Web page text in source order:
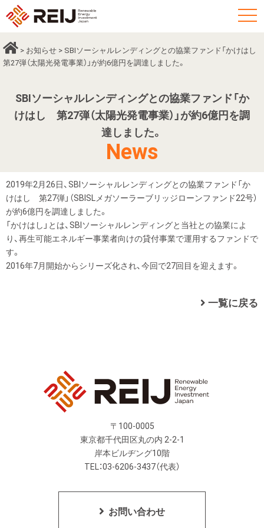
t
g
n
a
a
t
> お知らせ > SBIソーシャルレンディングとの協業ファンド「かけはし
第27弾（太陽光発電事業）」が約6億円を調達しました。
SBIソーシャルレンディングとの協業ファンド「か
けはし 第27弾（太陽光発電事業）」が約6億円を調
達しました。
News
2019年2月26日、SBIソーシャルレンディングとの協業ファンド「か
けはし 第27弾」（SBISLメガソーラーブリッジローンファンド22号）
が約6億円を調達しました。
「かけはし」とは、SBIソーシャルレンディングと当社との協業によ
り、再生可能エネルギー事業者向けの貸付事業で運用するファンドで
す。
2016年7月開始からシリーズ化され、今回で27回目を迎えます。
一覧に戻る
〒100-0005
東京都千代田区丸の内 2-2-1
岸本ビルヂング10階
TEL：03-6206-3437（代表）
お問い合わせ